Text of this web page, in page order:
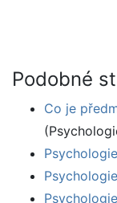
Podobné
Co je